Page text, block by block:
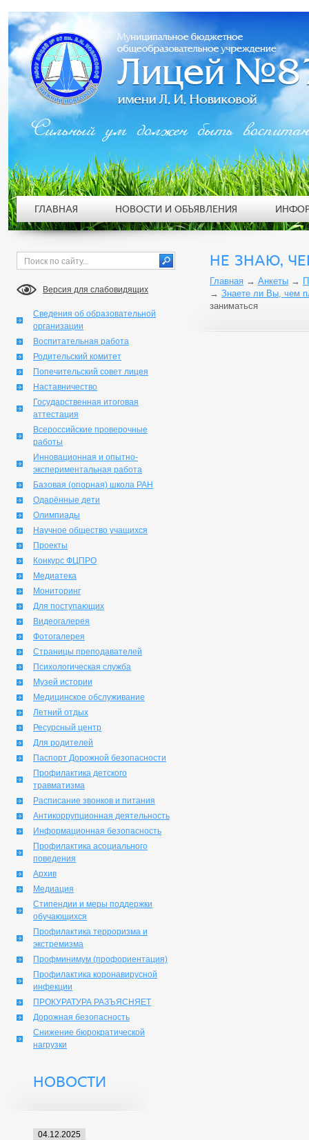
Версия для слабовидящих
Сведения об образовательной
организации
Воспитательная работа
Родительский комитет
Попечительский совет лицея
Наставничество
Государственная итоговая
аттестация
Всероссийские проверочные
работы
Инновационная и опытно-
экспериментальная работа
Базовая (опорная) школа РАН
Одарённые дети
Олимпиады
Научное общество учащихся
Проекты
Конкурс ФЦПРО
Медиатека
Мониторинг
Для поступающих
Видеогалерея
Фотогалерея
Страницы преподавателей
Психологическая служба
Музей истории
Медицинское обслуживание
Летний отдых
Ресурсный центр
Для родителей
Паспорт Дорожной безопасности
Профилактика детского
травматизма
Расписание звонков и питания
Антикоррупционная деятельность
Информационная безопасность
Профилактика асоциального
поведения
Архив
Медиация
Стипендии и меры поддержки
обучающихся
Профилактика терроризма и
экстремизма
Профминимум (профориентация)
Профилактика коронавирусной
инфекции
ПРОКУРАТУРА РАЗЪЯСНЯЕТ
Дорожная безопасность
Снижение бюрократической
нагрузки
НОВОСТИ
04.12.2025
НЕ ЗНАЮ,
Главная → Анкеты →
→ Знаете ли Вы, чем
заниматься
Сильный ум должен быть
ГЛАВНАЯ НОВОСТИ И ОБЪЯВЛЕНИЯ